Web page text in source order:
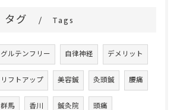
タグ Tags
グルテンフリー 自律神経 デメリット
リフトアップ 美容鍼 灸頭鍼 腰痛
群馬 香川 鍼灸院 頭痛